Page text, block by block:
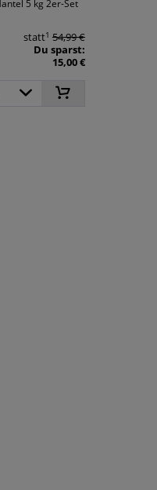
5 kg 2er-Set
statt1 54,99 €
Du sparst:
15,00 €